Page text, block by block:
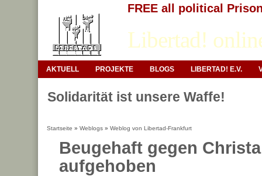
FREE all political
Libertad!
AKTUELL PROJEKTE BLOGS LIBERTAD! E.V.
Solidarität ist unsere Waffe!
Startseite » Weblogs » Weblog von Libertad-Frankfurt
Beugehaft gegen
aufgehoben